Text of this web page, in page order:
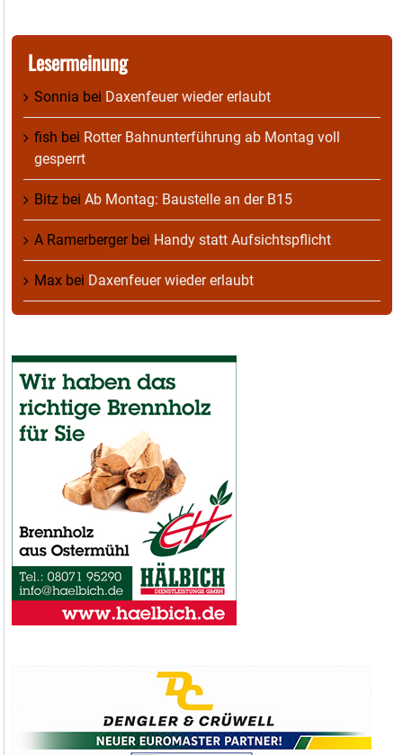
Lesermeinung
Sonnia bei Daxenfeuer wieder erlaubt
fish bei Rotter Bahnunterführung ab Montag voll
gesperrt
Bitz bei Ab Montag: Baustelle an der B15
A Ramerbergerbei Handy statt Aufsichtspflicht
Max bei Daxenfeuer wieder erlaubt